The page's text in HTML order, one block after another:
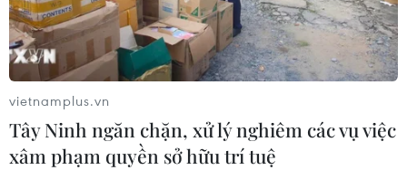
cảng hàng hóa quan trọng
18/11/2019 10:15
Cảng Umm Qasr là một hải cảng quan trọng trong vùng
Vịnh, nằm ở phía Nam thành phố Basra của Iraq.
vietnamplus.vn
Tây Ninh ngăn chặn, xử lý nghiêm các vụ việc
xâm phạm quyền sở hữu trí tuệ